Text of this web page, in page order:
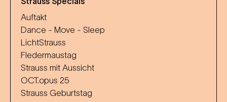
Auftakt
Dance - Move - Sleep
LichtStrauss
Fledermaustag
Strauss mit Aussicht
OCT.opus 25
Strauss Geburtstag